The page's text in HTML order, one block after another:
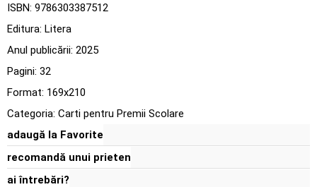
ISBN: 9786303387512
Editura: Litera
Anul publicării: 2025
Pagini: 32
Format: 169x210
Categoria: Carti pentru Premii Scolare
adaugă la Favorite
recomandă unui prieten
ai întrebări?